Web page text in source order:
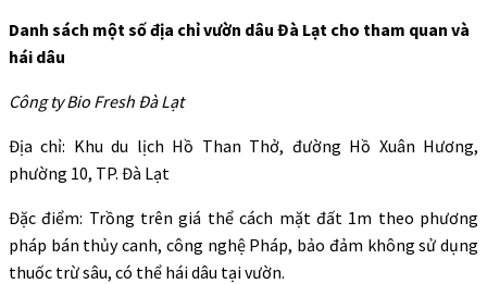
Danh sách một số địa chỉ vườn dâu Đà Lạt cho tham quan và
hái dâu
Công ty Bio Fresh Đà Lạt
Địa chỉ: Khu du lịch Hồ Than Thở, đường Hồ Xuân Hương,
phường 10, TP. Đà Lạt
Đặc điểm: Trồng trên giá thể cách mặt đất 1m theo phương
pháp bán thủy canh, công nghệ Pháp, bảo đảm không sử dụng
thuốc trừ sâu, có thể hái dâu tại vườn.